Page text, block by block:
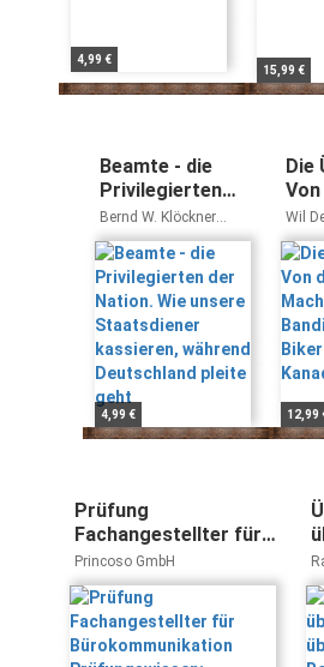
4,99 €
15,99 €
Beamte - die
Privilegierten
der Nation. Wie
unsere
Staatsdiener
kassieren,
während
Deutschland
pleite geht
Bernd W. Klöckner
Frank Faust
4,99 €
Die
Wil
12,99
Prüfung
Fachangestellter für
Bürokommunikation
Prüfungswissen:
Prüfungsvorbereitung
Fachangestellte /r für
Bürokommunikation
Princoso GmbH